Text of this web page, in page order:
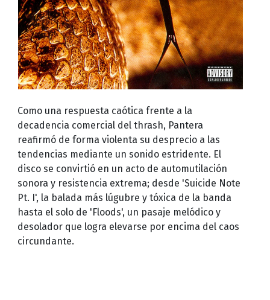
Como una respuesta caótica frente a la
decadencia comercial del thrash, Pantera
reafirmó de forma violenta su desprecio a las
tendencias mediante un sonido estridente. El
disco se convirtió en un acto de automutilación
sonora y resistencia extrema; desde 'Suicide Note
Pt. I', la balada más lúgubre y tóxica de la banda
hasta el solo de 'Floods', un pasaje melódico y
desolador que logra elevarse por encima del caos
circundante.